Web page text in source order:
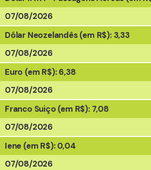
07/08/2026
Dólar Neozelandês (em R$): 3,33
07/08/2026
Euro (em R$): 6,38
07/08/2026
Franco Suiço (em R$): 7,08
07/08/2026
Iene (em R$): 0,04
07/08/2026